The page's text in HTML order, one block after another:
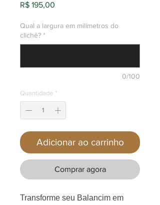
R$ 195,00
Qual a largura em milímetros do
clichê? *
0/100
Quantidade *
Adicionar ao carrinho
Comprar agora
Transforme seu Balancim em